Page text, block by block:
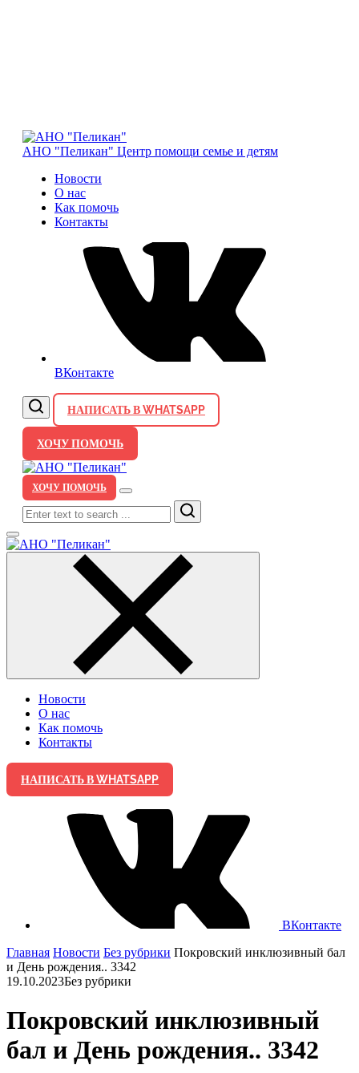
АНО "Пеликан" Центр помощи семье и детям
Новости
О нас
Как помочь
Контакты
ВКонтакте
НАПИСАТЬ В WHATSAPP
ХОЧУ ПОМОЧЬ
ХОЧУ ПОМОЧЬ
Search
Новости
О нас
Как помочь
Контакты
НАПИСАТЬ В WHATSAPP
ВКонтакте
Главная Новости Без рубрики Покровский инклюзивный бал
и День рождения.. 3342
19.10.2023Без рубрики
Покровский инклюзивный
бал и День рождения.. 3342